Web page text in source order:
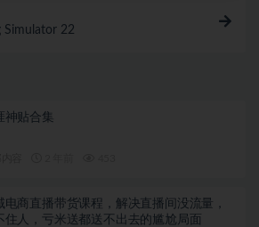
Simulator 22
神贴合集
电商直播带货课程，解决直播间没流量，
住人，亏米送都送不出去的尴尬局面